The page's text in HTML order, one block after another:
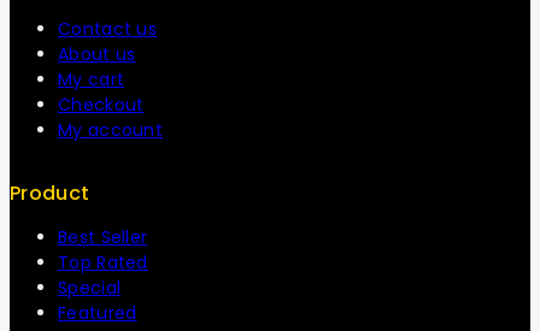
Contact us
About us
My cart
Checkout
My account
Product
Best Seller
Top Rated
Special
Featured